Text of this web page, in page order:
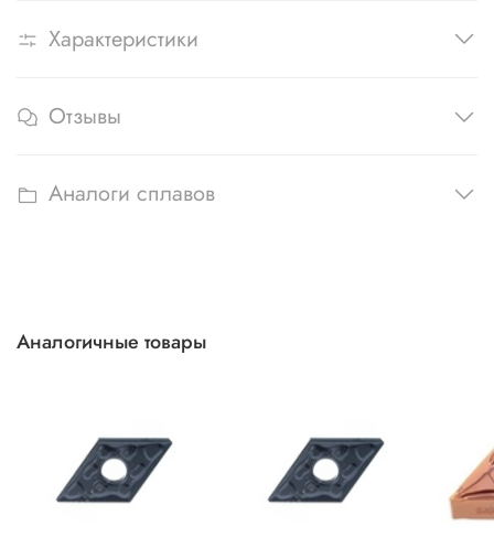
Характеристики
Отзывы
Аналоги сплавов
Аналогичные товары